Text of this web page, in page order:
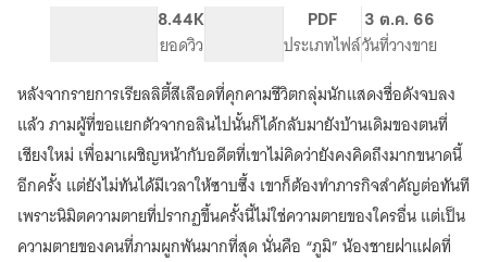
แห่ง
โชค
ชะตา
8.44K
ยอดวิว
PDF
ประเภทไฟล์
3 ต.ค. 66
วันที่วางขาย
หลังจากรายการเรียลลิตี้สีเลือดที่คุกคามชีวิตกลุ่มนักแสดงชื่อดังจบลง
แล้ว ภามผู้ที่ขอแยกตัวจากอลินไปนั้นก็ได้กลับมายังบ้านเดิมของตนที่
เชียงใหม่ เพื่อมาเผชิญหน้ากับอดีตที่เขาไม่คิดว่ายังคงคิดถึงมากขนาดนี้
อีกครั้ง แต่ยังไม่ทันได้มีเวลาให้ซาบซึ้ง เขาก็ต้องทำภารกิจสำคัญต่อทันที
เพราะนิมิตความตายที่ปรากฏขึ้นครั้งนี้ไม่ใช่ความตายของใครอื่น แต่เป็น
ความตายของคนที่ภามผูกพันมากที่สุด นั่นคือ “ภูมิ” น้องชายฝาแฝดที่